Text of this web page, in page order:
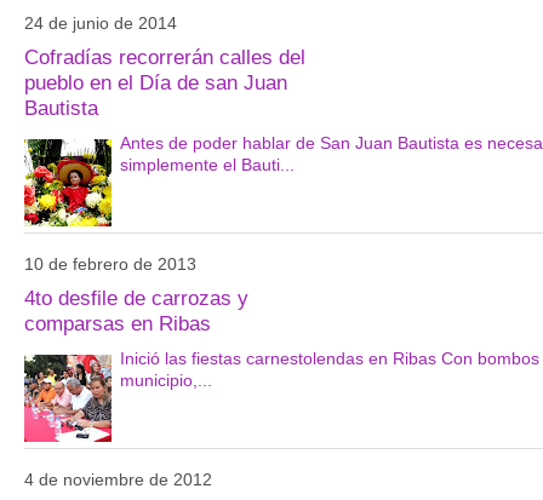
24 de junio de 2014
Cofradías recorrerán calles del
pueblo en el Día de san Juan
Bautista
Antes de poder hablar de San Juan Bautista es
simplemente el Bauti...
10 de febrero de 2013
4to desfile de carrozas y
comparsas en Ribas
Inició las fiestas carnestolendas en Ribas Con
municipio,...
4 de noviembre de 2012